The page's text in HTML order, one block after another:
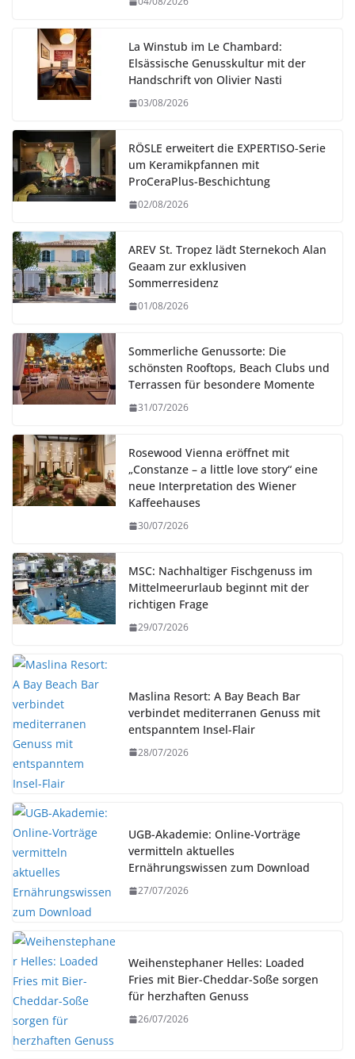
La Winstub im Le Chambard:
Elsässische Genusskultur mit der
Handschrift von Olivier Nasti
03/08/2026
RÖSLE erweitert die EXPERTISO-Serie
um Keramikpfannen mit
ProCeraPlus-Beschichtung
02/08/2026
AREV St. Tropez lädt Sternekoch Alan
Geaam zur exklusiven
Sommerresidenz
01/08/2026
Sommerliche Genussorte: Die
schönsten Rooftops, Beach Clubs und
Terrassen für besondere Momente
31/07/2026
Rosewood Vienna eröffnet mit
„Constanze – a little love story“ eine
neue Interpretation des Wiener
Kaffeehauses
30/07/2026
MSC: Nachhaltiger Fischgenuss im
Mittelmeerurlaub beginnt mit der
richtigen Frage
29/07/2026
Maslina Resort: A Bay Beach Bar
verbindet mediterranen Genuss mit
entspanntem Insel-Flair
28/07/2026
UGB-Akademie: Online-Vorträge
vermitteln aktuelles
Ernährungswissen zum Download
27/07/2026
Weihenstephaner Helles: Loaded
Fries mit Bier-Cheddar-Soße sorgen
für herzhaften Genuss
26/07/2026